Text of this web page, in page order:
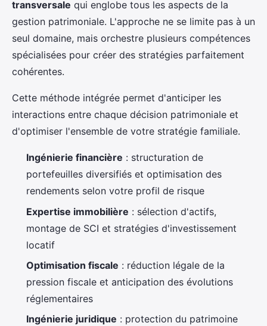
transversale qui englobe tous les aspects de la
gestion patrimoniale. L'approche ne se limite pas à un
seul domaine, mais orchestre plusieurs compétences
spécialisées pour créer des stratégies parfaitement
cohérentes.
Cette méthode intégrée permet d'anticiper les
interactions entre chaque décision patrimoniale et
d'optimiser l'ensemble de votre stratégie familiale.
Ingénierie financière : structuration de
portefeuilles diversifiés et optimisation des
rendements selon votre profil de risque
Expertise immobilière : sélection d'actifs,
montage de SCI et stratégies d'investissement
locatif
Optimisation fiscale : réduction légale de la
pression fiscale et anticipation des évolutions
réglementaires
Ingénierie juridique : protection du patrimoine